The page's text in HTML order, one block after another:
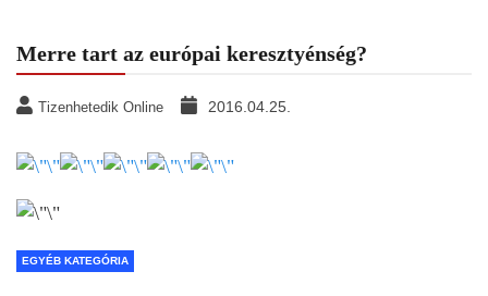
Merre tart az európai keresztyénség?
Tizenhetedik Online 2016.04.25.
EGYÉB KATEGÓRIA